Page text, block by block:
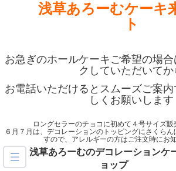
浅草あろーむケーキ
ト
お急ぎのホールケーキご希望の場
クしていただいてか
お電話いただけるとスムーズご案
しくお願いします
ロングセラーのチョコに初めて４号サイズ販
６月７月は、デコレーションのトッピングにさくら
すので、アレルギーの方はご注文時にお
浅草あろーむのデコレーションケ
ョップ